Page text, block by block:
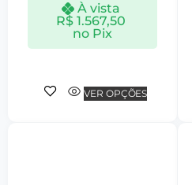
À vista
R$1.567,50
no Pix
VER OPÇÕES